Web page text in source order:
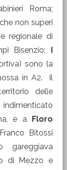
Roma;
non superi
regionale di
Bisenzio; I
sono la
in A2. Il
delle
indimenticato
e a Floro
Bitossi
di Mezzo e